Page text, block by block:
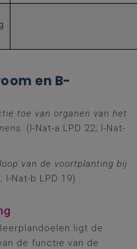
en B-
toe van organen van het
(I-Nat-a LPD 22; I-Nat-
van de voortplanting bij
I-Nat-b LPD 19)
ligt de
de functie van de